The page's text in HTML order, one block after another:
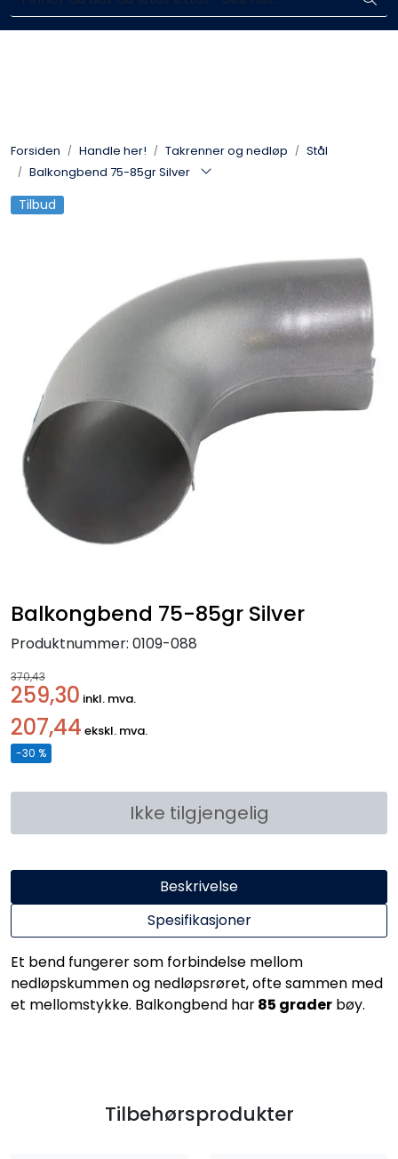
Skip to main contentEnkelt kjøp, hentes i butikk (Sandefjord)
Forsiden Handle her! Takrenner og nedløp
Stål
Balkongbend 75-85gr Silver
Tilbud
Balkongbend 75-85gr Silver
Produktnummer: 0109-088
370,43
259,30 inkl. mva.
207,44 ekskl. mva.
-30 %
Ikke tilgjengelig
Beskrivelse
Spesifikasjoner
Et bend fungerer som forbindelse mellom
nedløpskummen og nedløpsrøret, ofte sammen med
et mellomstykke. Balkongbend har85 grader bøy.
Tilbehørsprodukter
Taktekking
FOAMGLAS®
Våre leverandører
Handle her!
Kunngjøringer!